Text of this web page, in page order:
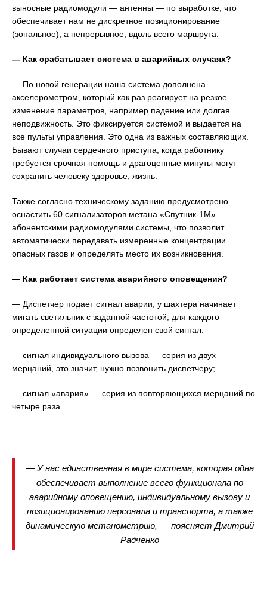
выносные радиомодули — антенны — по выработке, что
обеспечивает нам не дискретное позиционирование
(зональное), а непрерывное, вдоль всего маршрута.
— Как срабатывает система в аварийных случаях?
— По новой генерации наша система дополнена
акселерометром, который как раз реагирует на резкое
изменение параметров, например падение или долгая
неподвижность. Это фиксируется системой и выдается на
все пульты управления. Это одна из важных составляющих.
Бывают случаи сердечного приступа, когда работнику
требуется срочная помощь и драгоценные минуты могут
сохранить человеку здоровье, жизнь.
Также согласно техническому заданию предусмотрено
оснастить 60 сигнализаторов метана «Спутник-1М»
абонентскими радиомодулями системы, что позволит
автоматически передавать измеренные концентрации
опасных газов и определять место их возникновения.
— Как работает система аварийного оповещения?
— Диспетчер подает сигнал аварии, у шахтера начинает
мигать светильник с заданной частотой, для каждого
определенной ситуации определен свой сигнал:
— сигнал индивидуального вызова — серия из двух
мерцаний, это значит, нужно позвонить диспетчеру;
— сигнал «авария» — серия из повторяющихся мерцаний по
четыре раза.
— У нас единственная в мире система, которая одна
обеспечивает выполнение всего функционала по
аварийному оповещению, индивидуальному вызову и
позиционированию персонала и транспорта, а также
динамическую метанометрию, — поясняет Дмитрий
Радченко